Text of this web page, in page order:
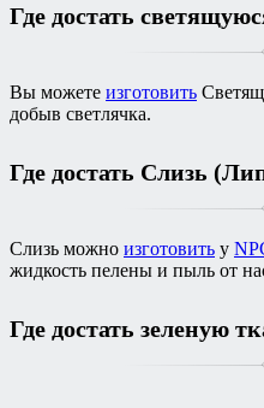
Где достать
Вы можете изготовить
добыв светлячка.
Где достать Слизь
Слизь можно изготовить у
жидкость пелены и пыль от
Где достать зеленую